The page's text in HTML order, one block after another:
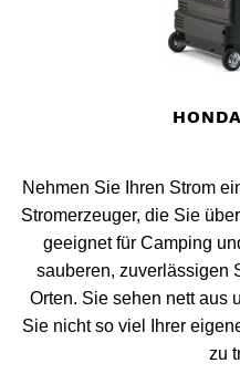
Nehmen Sie Ihren Strom
Stromerzeuger, die Sie
geeignet für Camping
sauberen, zuverlässigen
Orten. Sie sehen nett aus
Sie nicht so viel Ihrer
zu